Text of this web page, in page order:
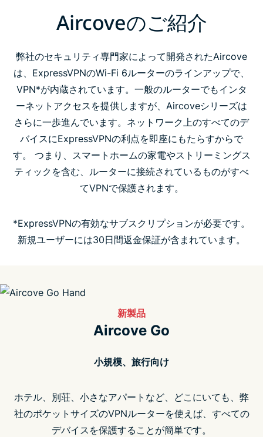
Aircoveのご紹介
Aircoveで違いを実感
Aircoveシリーズについて
どのAircoveを選ぶべきですか？
Aircoveユーザーの声
Aircoveのご紹介
弊社のセキュリティ専門家によって開発されたAircove
は、ExpressVPNのWi-Fi 6ルーターのラインアップで、
VPN*が内蔵されています。一般のルーターでもインタ
ーネットアクセスを提供しますが、Aircoveシリーズは
さらに一歩進んでいます。ネットワーク上のすべてのデ
バイスにExpressVPNの利点を即座にもたらすからで
す。 つまり、スマートホームの家電やストリーミングス
ティックを含む、ルーターに接続されているものがすべ
てVPNで保護されます。
*ExpressVPNの有効なサブスクリプションが必要です。
新規ユーザーには30日間返金保証が含まれています。
新製品
Aircove Go
小規模、旅行向け
ホテル、別荘、小さなアパートなど、どこにいても、弊
社のポケットサイズのVPNルーターを使えば、すべての
デバイスを保護することが簡単です。